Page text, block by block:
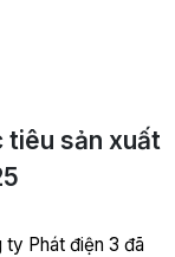
tiêu sản xuất
Phát điện 3 đã